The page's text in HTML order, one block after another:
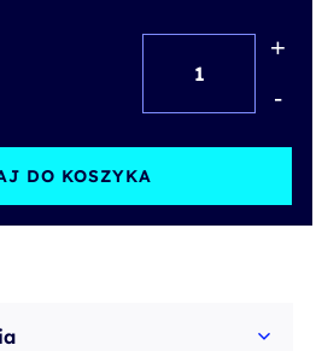
Implementing
Microsoft
+
-
DO KOSZYKA